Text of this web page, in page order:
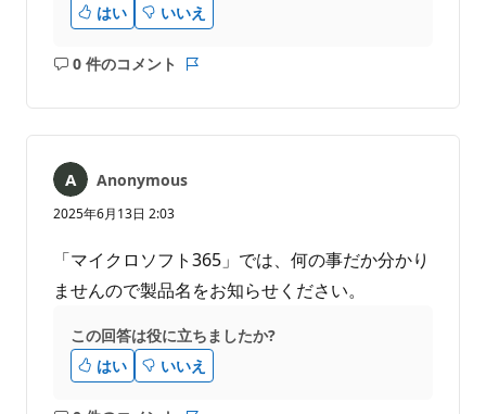
はい
いいえ
0 件のコメント
コ
ト
あ
り
せ
ト
Anonymous
2025年6月13日 2:03
「マイクロソフト365」では、何の事だか分かり
ませんので製品名をお知らせください。
この回答は役に立ちましたか?
はい
いいえ